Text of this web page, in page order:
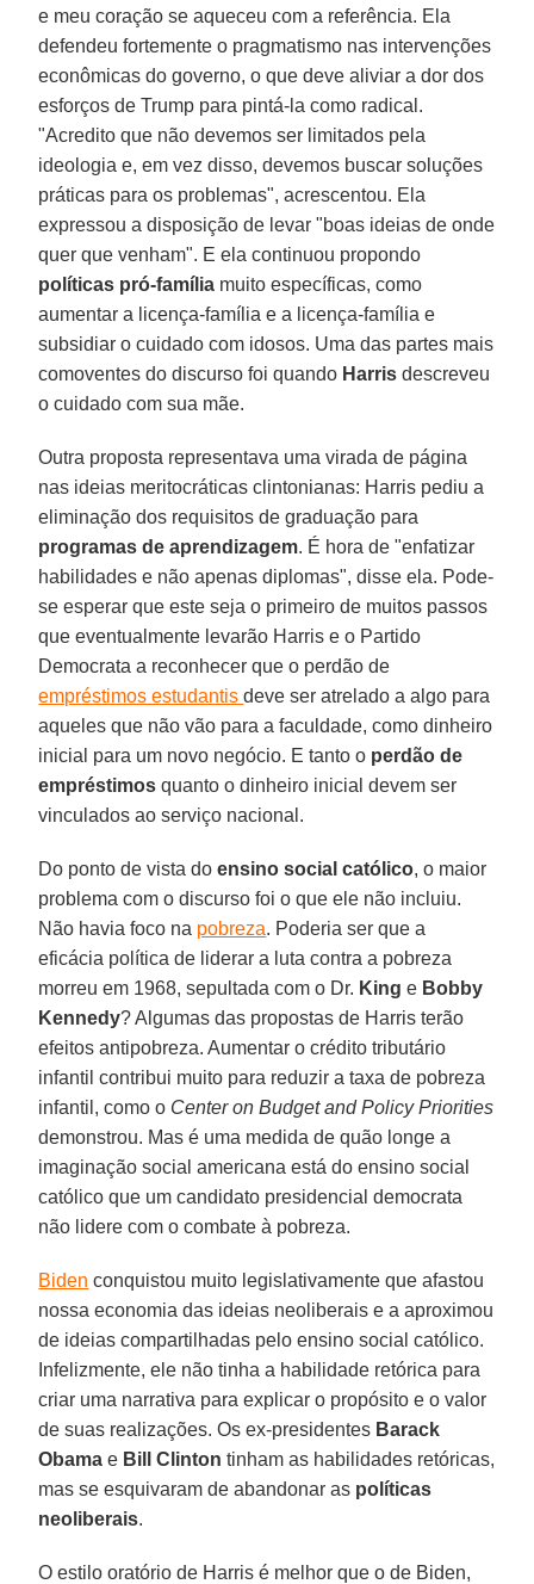
e meu coração se aqueceu com a referência. Ela
defendeu fortemente o pragmatismo nas intervenções
econômicas do governo, o que deve aliviar a dor dos
esforços de Trump para pintá-la como radical.
"Acredito que não devemos ser limitados pela
ideologia e, em vez disso, devemos buscar soluções
práticas para os problemas", acrescentou. Ela
expressou a disposição de levar "boas ideias de onde
quer que venham". E ela continuou propondo
políticas pró-família muito específicas, como
aumentar a licença-família e a licença-família e
subsidiar o cuidado com idosos. Uma das partes mais
comoventes do discurso foi quando Harris descreveu
o cuidado com sua mãe.
Outra proposta representava uma virada de página
nas ideias meritocráticas clintonianas: Harris pediu a
eliminação dos requisitos de graduação para
programas de aprendizagem. É hora de "enfatizar
habilidades e não apenas diplomas", disse ela. Pode-
se esperar que este seja o primeiro de muitos passos
que eventualmente levarão Harris e o Partido
Democrata a reconhecer que o perdão de
empréstimos estudantisdeve ser atrelado a algo para
aqueles que não vão para a faculdade, como dinheiro
inicial para um novo negócio. E tanto o perdão de
empréstimos quanto o dinheiro inicial devem ser
vinculados ao serviço nacional.
Do ponto de vista doensino social católico, o maior
problema com o discurso foi o que ele não incluiu.
Não havia foco na pobreza. Poderia ser que a
eficácia política de liderar a luta contra a pobreza
morreu em 1968, sepultada com o Dr. King e Bobby
Kennedy? Algumas das propostas de Harris terão
efeitos antipobreza. Aumentar o crédito tributário
infantil contribui muito para reduzir a taxa de pobreza
infantil, como o Center on Budget and Policy Priorities
demonstrou. Mas é uma medida de quão longe a
imaginação social americana está do ensino social
católico que um candidato presidencial democrata
não lidere com o combate à pobreza.
Biden conquistou muito legislativamente que afastou
nossa economia das ideias neoliberais e a aproximou
de ideias compartilhadas pelo ensino social católico.
Infelizmente, ele não tinha a habilidade retórica para
criar uma narrativa para explicar o propósito e o valor
de suas realizações. Os ex-presidentes Barack
Obama e Bill Clinton tinham as habilidades retóricas,
mas se esquivaram de abandonar as políticas
neoliberais.
O estilo oratório de Harris é melhor que o de Biden,